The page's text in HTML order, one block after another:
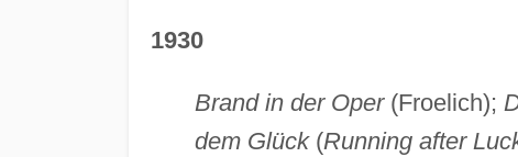
1930
Brand in der Oper(Froelich);
dem Glück(Running after